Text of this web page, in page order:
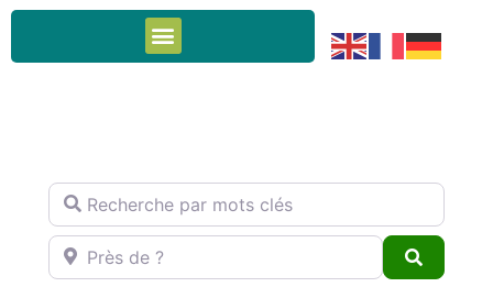
Recherche par mots clés
Près de ?
Search